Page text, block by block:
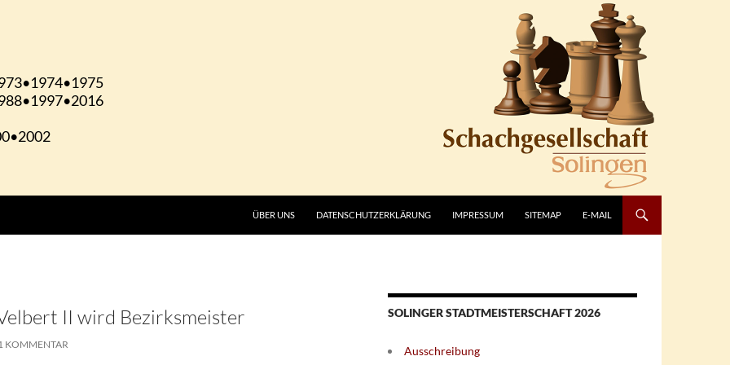
ÜBER UNS DATENSCHUTZERKLÄRUNG IMPRESSUM SITEMAP E-MAIL
II wird Bezirksmeister
KOMMENTAR
SOLINGER STADTMEISTERSCHAFT 2026
Ausschreibung